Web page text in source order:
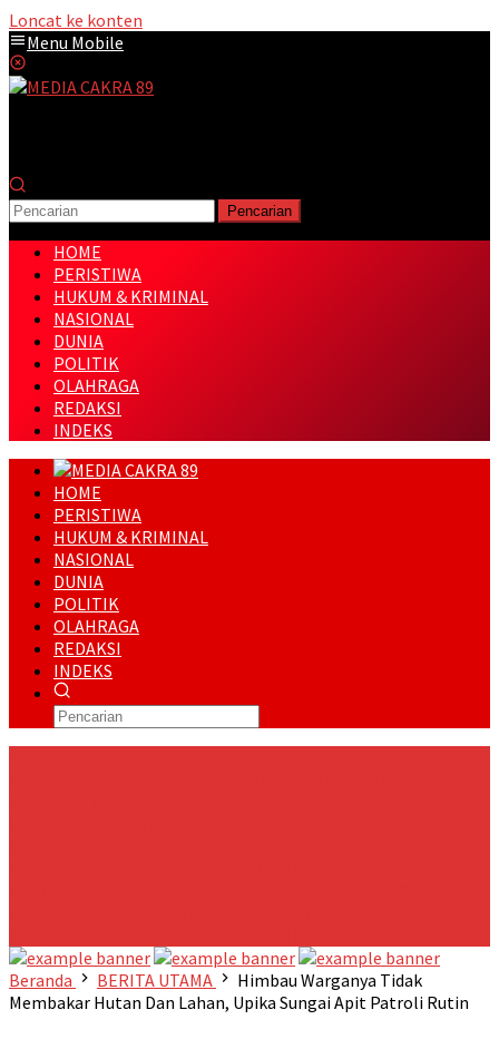
Loncat ke konten
Menu Mobile
Pencarian
HOME
PERISTIWA
HUKUM & KRIMINAL
NASIONAL
DUNIA
POLITIK
OLAHRAGA
REDAKSI
INDEKS
HOME
PERISTIWA
HUKUM & KRIMINAL
NASIONAL
DUNIA
POLITIK
OLAHRAGA
REDAKSI
INDEKS
Beranda
BERITA UTAMA
Himbau Warganya Tidak
Membakar Hutan Dan Lahan, Upika Sungai Apit Patroli Rutin